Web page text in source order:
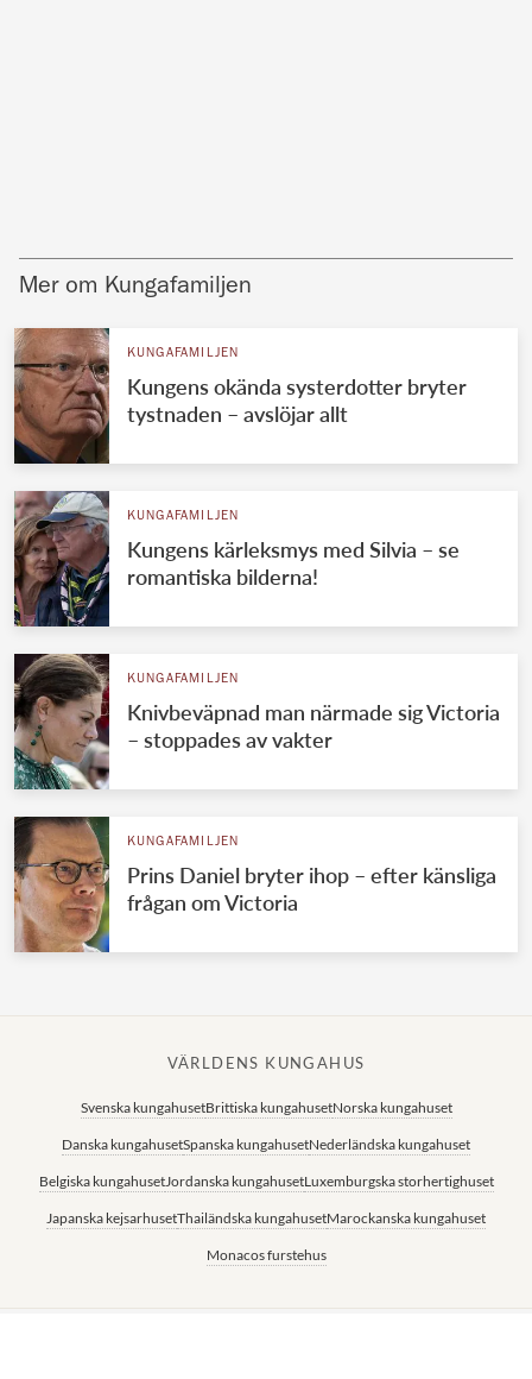
Mer om Kungafamiljen
KUNGAFAMILJEN
Kungens okända systerdotter bryter
tystnaden – avslöjar allt
KUNGAFAMILJEN
Kungens kärleksmys med Silvia – se
romantiska bilderna!
KUNGAFAMILJEN
Knivbeväpnad man närmade sig Victoria
– stoppades av vakter
KUNGAFAMILJEN
Prins Daniel bryter ihop – efter känsliga
frågan om Victoria
VÄRLDENS KUNGAHUS
Svenska kungahusetBrittiska kungahusetNorska kungahuset
Danska kungahusetSpanska kungahusetNederländska kungahuset
Belgiska kungahusetJordanska kungahusetLuxemburgska storhertighuset
Japanska kejsarhusetThailändska kungahusetMarockanska kungahuset
Monacos furstehus